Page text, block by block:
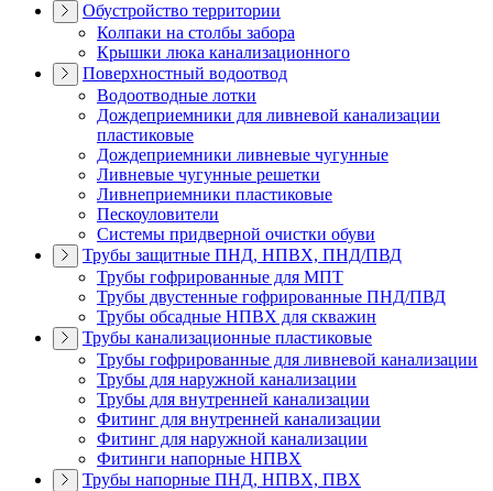
Обустройство территории
Колпаки на столбы забора
Крышки люка канализационного
Поверхностный водоотвод
Водоотводные лотки
Дождеприемники для ливневой канализации
пластиковые
Дождеприемники ливневые чугунные
Ливневые чугунные решетки
Ливнеприемники пластиковые
Пескоуловители
Системы придверной очистки обуви
Трубы защитные ПНД, НПВХ, ПНД/ПВД
Трубы гофрированные для МПТ
Трубы двустенные гофрированные ПНД/ПВД
Трубы обсадные НПВХ для скважин
Трубы канализационные пластиковые
Трубы гофрированные для ливневой канализации
Трубы для наружной канализации
Трубы для внутренней канализации
Фитинг для внутренней канализации
Фитинг для наружной канализации
Фитинги напорные НПВХ
Трубы напорные ПНД, НПВХ, ПВХ